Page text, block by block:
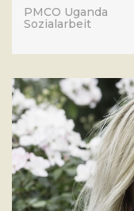
PMCO Uganda
Sozialarbeit